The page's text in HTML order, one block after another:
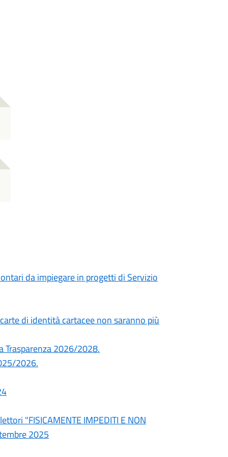
da impiegare in progetti di Servizio
carte di identità cartacee non saranno più
Trasparenza 2026/2028.
2026.
"FISICAMENTE IMPEDITI E NON
2025